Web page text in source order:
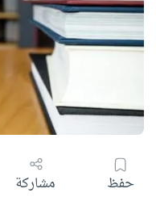
حفظ مشاركة